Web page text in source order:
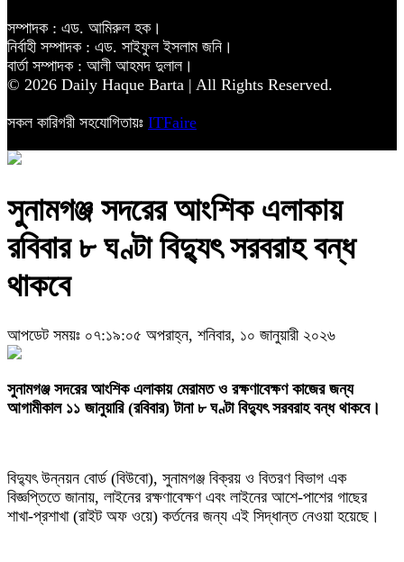
সম্পাদক : এড. আমিরুল হক।
নির্বাহী সম্পাদক : এড. সাইফুল ইসলাম জনি।
বার্তা সম্পাদক : আলী আহমদ দুলাল।
© 2026 Daily Haque Barta | All Rights Reserved.
সকল কারিগরী সহযোগিতায়ঃ ITFaire
সুনামগঞ্জ সদরের আংশিক এলাকায়
রবিবার ৮ ঘণ্টা বিদ্যুৎ সরবরাহ বন্ধ
থাকবে
আপডেট সময়ঃ ০৭:১৯:০৫ অপরাহ্ন, শনিবার, ১০ জানুয়ারী ২০২৬
‎সুনামগঞ্জ সদরের আংশিক এলাকায় মেরামত ও রক্ষণাবেক্ষণ কাজের জন্য
আগামীকাল ১১ জানুয়ারি (রবিবার) টানা ৮ ঘণ্টা বিদ্যুৎ সরবরাহ বন্ধ থাকবে।
‎বিদ্যুৎ উন্নয়ন বোর্ড (বিউবো), সুনামগঞ্জ বিক্রয় ও বিতরণ বিভাগ এক
বিজ্ঞপ্তিতে জানায়, লাইনের রক্ষণাবেক্ষণ এবং লাইনের আশে-পাশের গাছের
শাখা-প্রশাখা (রাইট অফ ওয়ে) কর্তনের জন্য এই সিদ্ধান্ত নেওয়া হয়েছে।